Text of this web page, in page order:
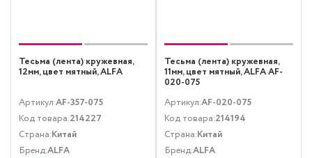
Тесьма (лента) кружевная,
12мм, цвет мятный, ALFA
Артикул:AF-357-075
Код товара:214227
Страна:Китай
Бренд:ALFA
Тесьма (лента) кружевная,
11мм, цвет мятный, ALFA AF-
020-075
Артикул:AF-020-075
Код товара:214194
Страна:Китай
Бренд:ALFA